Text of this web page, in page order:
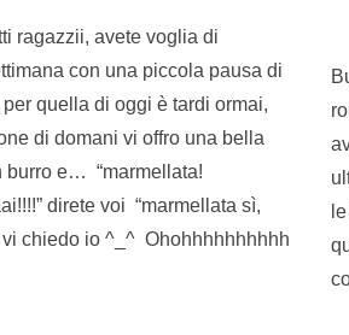
ragazzii, avete voglia di
con una piccola pausa di
quella di oggi è tardi ormai,
di domani vi offro una bella
burro e… “marmellata!
direte voi “marmellata sì,
chiedo io ^_^ Ohohhhhhhhhhh